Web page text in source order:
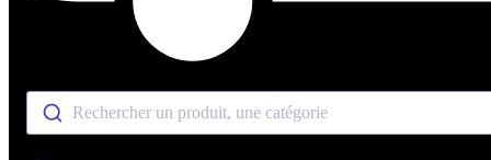
Rechercher un produit, une catégorie